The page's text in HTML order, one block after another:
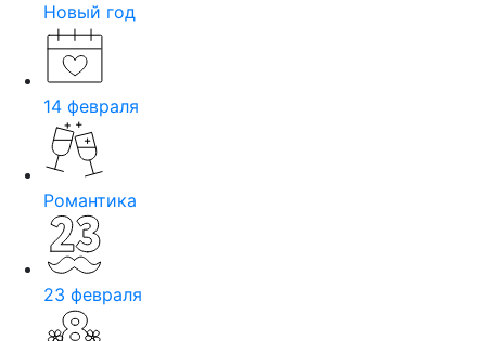
Новый год
14 февраля
Романтика
23 февраля